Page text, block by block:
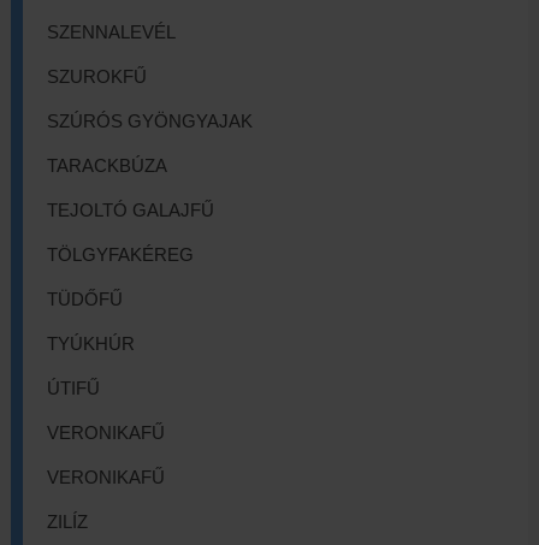
SZENNALEVÉL
SZUROKFŰ
SZÚRÓS GYÖNGYAJAK
TARACKBÚZA
TEJOLTÓ GALAJFŰ
TÖLGYFAKÉREG
TÜDŐFŰ
TYÚKHÚR
ÚTIFŰ
VERONIKAFŰ
VERONIKAFŰ
ZILÍZ